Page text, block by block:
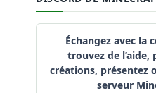
Échangez avec la
trouvez de l’aide,
créations, présentez
serveur